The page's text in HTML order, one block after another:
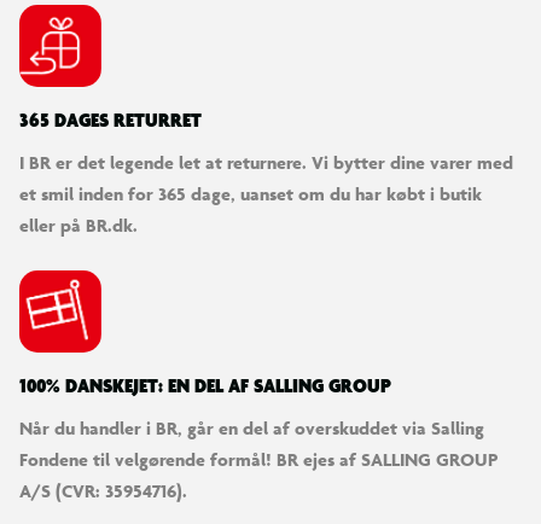
365 DAGES RETURRET
I BR er det legende let at returnere. Vi bytter dine varer med
et smil inden for 365 dage, uanset om du har købt i butik
eller på BR.dk.
100% DANSKEJET: EN DEL AF SALLING GROUP
Når du handler i BR, går en del af overskuddet via Salling
Fondene til velgørende formål! BR ejes af SALLING GROUP
A/S (CVR: 35954716).